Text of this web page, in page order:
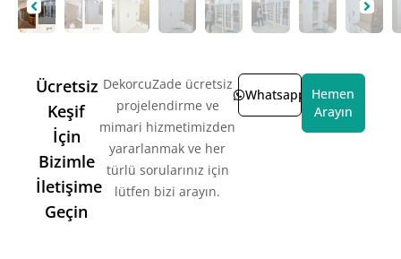
Ücretsiz
Keşif
İçin
Bizimle
İletişime
Geçin
DekorcuZade ücretsiz
projelendirme ve
mimari hizmetimizden
yararlanmak ve her
türlü sorularınız için
lütfen bizi arayın.
Whatsapp
Hemen
Arayın